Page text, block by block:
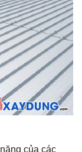
của các